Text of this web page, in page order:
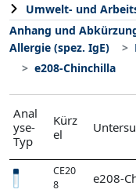
Umwelt- und
Anhang und
Allergie (spez. IgE)
e208-Chinchilla
Anal
yse-
Typ
Kürz
el
CE20
8
e208-